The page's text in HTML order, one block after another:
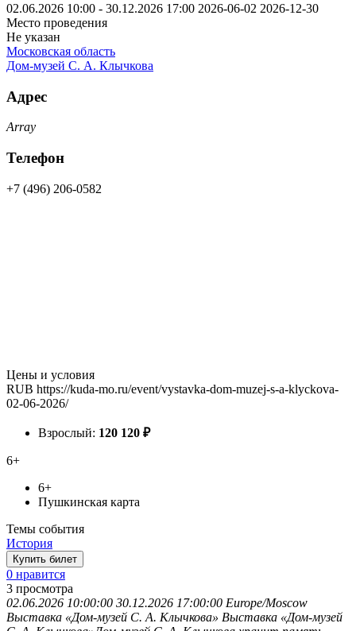
02.06.2026 10:00 - 30.12.2026 17:00 2026-06-02 2026-12-30
Место проведения
Не указан
Московская область
Дом-музей С. А. Клычкова
Адрес
Array
Телефон
+7 (496) 206-0582
Цены и условия
RUB https://kuda-mo.ru/event/vystavka-dom-muzej-s-a-klyckova-
02-06-2026/
Взрослый: 120 120 ₽
6+
6+
Пушкинская карта
Темы события
История
Купить билет
0 нравится
3 просмотра
02.06.2026 10:00:00 30.12.2026 17:00:00 Europe/Moscow
Выставка «Дом-музей С. А. Клычкова» Выставка «Дом-музей